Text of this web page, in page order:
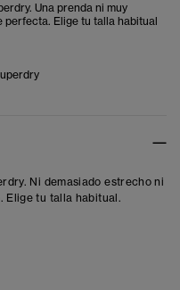
Una prenda ni muy
perfecta. Elige tu talla habitual
Ni demasiado estrecho ni
Elige tu talla habitual.